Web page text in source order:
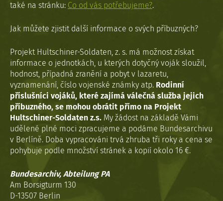
také na stránku: Co od vás potřebujeme?.
Jak můžete zjistit další informace o svých příbuzných?
Projekt Hultschiner-Soldaten, z. s. má možnost získat
informace o jednotkách, u kterých dotyčný voják sloužil,
hodnost, případná zranění a pobyt v lazaretu,
vyznamenání, číslo vojenské známky atp. Rodinní
příslušníci vojáků, které zajímá válečná služba jejich
příbuzného, se mohou obrátit přímo na Projekt
Hultschiner-Soldaten z.s. My žádost na základě Vámi
udělené plné moci zpracujeme a podáme Bundesarchivu
v Berlíně. Doba vypracováni trvá zhruba tři roky a cena se
pohybuje podle množství stránek a kopií okolo 16 €.
Bundesarchiv, Abteilung PA
Am Borsigturm 130
D-13507 Berlin